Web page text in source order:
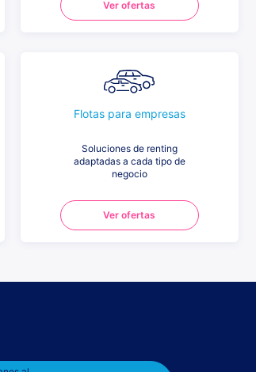
Ver ofertas
Flotas para empresas
Soluciones de renting
adaptadas a cada tipo de
negocio
Ver ofertas